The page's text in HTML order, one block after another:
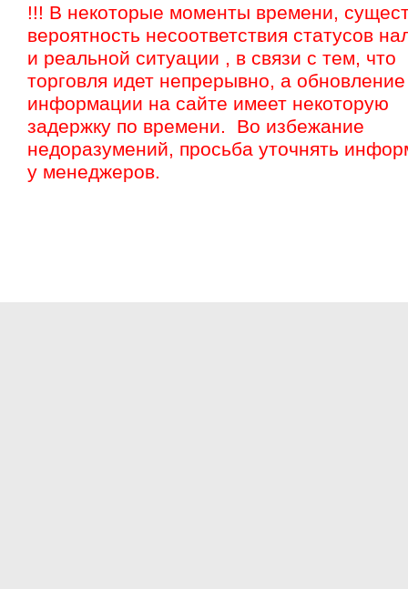
!!! В некоторые моменты времени,
вероятность несоответствия статусов
и реальной ситуации , в связи с тем, что
торговля идет непрерывно, а обновление
информации на сайте имеет некоторую
задержку по времени. Во избежание
недоразумений, просьба уточнять
у менеджеров.